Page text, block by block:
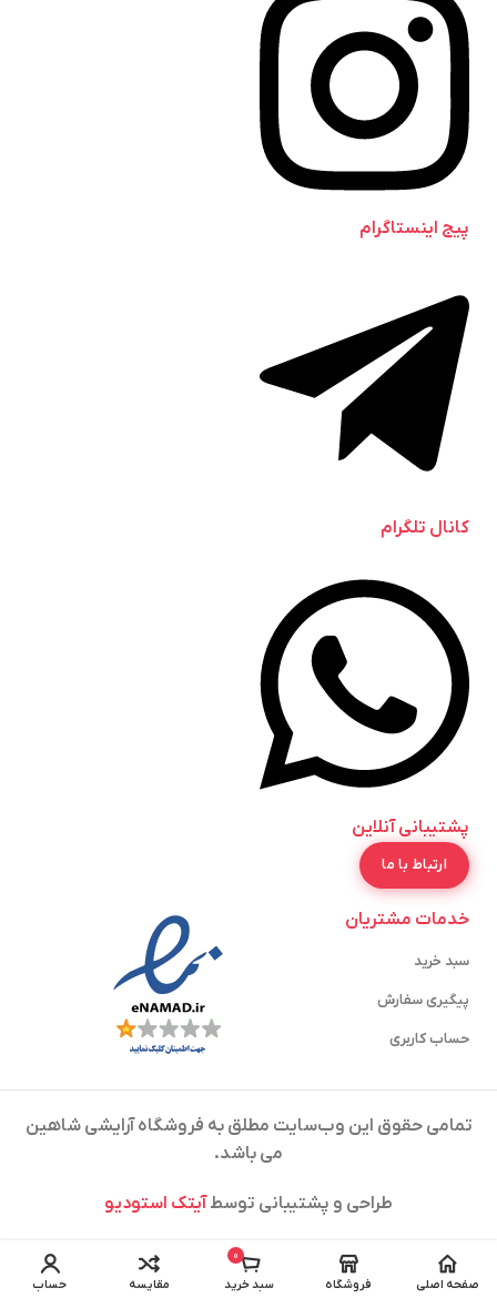
پیج اینستاگرام
کانال تلگرام
پشتیبانی آنلاین
ارتباط با ما
خدمات مشتریان
سبد خرید
پیگیری سفارش
حساب کاربری
تمامی حقوق این وب‌سایت مطلق به فروشگاه آرایشی شاهین
می باشد.
طراحی و پشتیبانی توسطآیتک استودیو
صفحه اصلی فروشگاه
0
سبد خرید مقایسه حساب